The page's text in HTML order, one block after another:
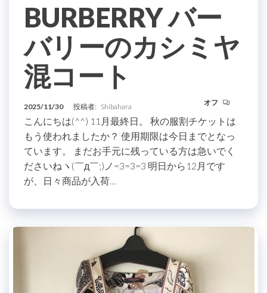
BURBERRY バー
バリーのカシミヤ
混コート
2025/11/30 投稿者: Shibahara オフ
こんにちは(^^) 11月最終日。 秋の服割チケットは
もう使われましたか？ 使用期限は今日までとなっ
ています。 まだお手元に残っている方は急いでく
ださいねヽ(￣д￣;)ノ=3=3=3 明日から12月です
が、日々商品が入荷…